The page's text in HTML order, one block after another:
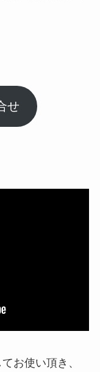
せ
お使い頂き、